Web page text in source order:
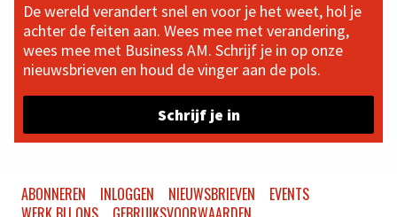
De wereld verandert snel en voor je het weet, hol je
achter de feiten aan. Wees mee met verandering,
wees mee met Business AM. Schrijf je in op onze
nieuwsbrieven en houd de vinger aan de pols.
Schrijf je in
ABONNEREN INLOGGEN NIEUWSBRIEVEN
EVENTS